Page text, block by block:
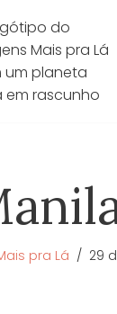
pra Lá 29